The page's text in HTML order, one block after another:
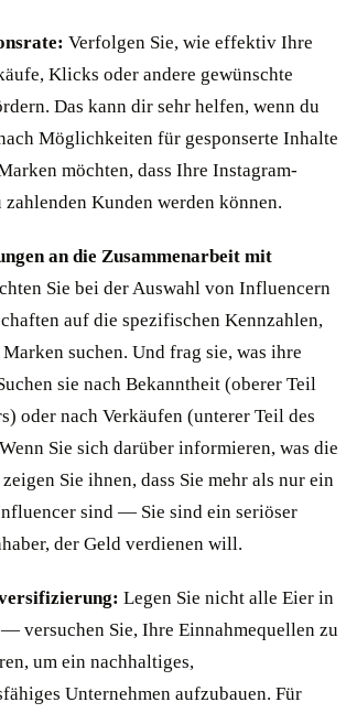
Verfolgen Sie, wie effektiv Ihre
Klicks oder andere gewünschte
Das kann dir sehr helfen, wenn du
Möglichkeiten für gesponserte Inhalte
möchten, dass Ihre Instagram-
Kunden werden können.
an die Zusammenarbeit mit
Sie bei der Auswahl von Influencern
auf die spezifischen Kennzahlen,
suchen. Und frag sie, was ihre
sie nach Bekanntheit (oberer Teil
oder nach Verkäufen (unterer Teil des
Sie sich darüber informieren, was die
Sie ihnen, dass Sie mehr als nur ein
sind — Sie sind ein seriöser
der Geld verdienen will.
Legen Sie nicht alle Eier in
versuchen Sie, Ihre Einnahmequellen zu
um ein nachhaltiges,
Unternehmen aufzubauen. Für